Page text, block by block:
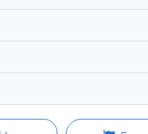
il pagamento entro 14 giorni
Spese di restituzione a carico
100%(63010x)
Negozio
domanda devi aprire una
Ultimo aggiornamento: